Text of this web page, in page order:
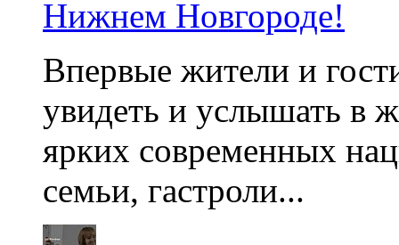
Нижнем Новгороде!
Впервые жители и
увидеть и услышать в
ярких современных
семьи, гастроли...